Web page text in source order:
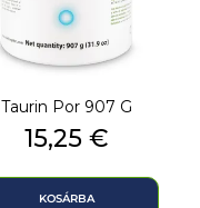
Taurin Por 907 G
Ár
15,25 €
KOSÁRBA